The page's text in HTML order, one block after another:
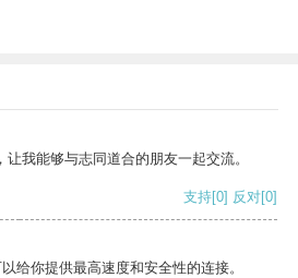
我能够与志同道合的朋友一起交流。
支持[0] 反对[0]
给你提供最高速度和安全性的连接。